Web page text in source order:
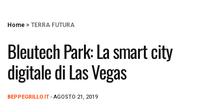
Home > TERRA FUTURA
Bleutech Park: La smart city
digitale di Las Vegas
BEPPEGRILLO.IT - AGOSTO 21, 2019